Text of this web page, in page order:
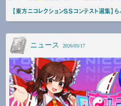
【東方ニコレクションSSコンテスト選集】
ニュース 2026/03/17